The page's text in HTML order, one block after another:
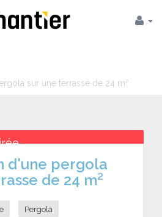
sur une terrasse de 24 m²
de 24 m²
Pergola